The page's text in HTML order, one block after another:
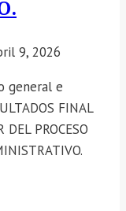
9, 2026
general e
FINAL
DEL PROCESO